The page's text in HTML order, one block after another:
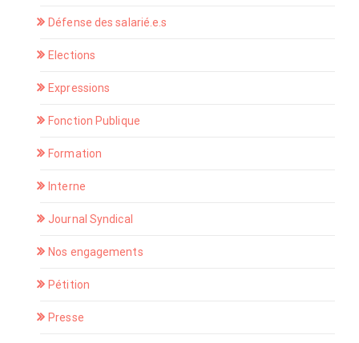
Défense des salarié.e.s
Elections
Expressions
Fonction Publique
Formation
Interne
Journal Syndical
Nos engagements
Pétition
Presse